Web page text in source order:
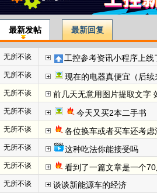
最新发帖 最新回复
无所不谈 工控参考资讯小程序上线
无所不谈 现在的电器真便宜（后续
无所不谈 前几天无意用图片提取文字
无所不谈 今天又买2本二手书
无所不谈 各位换车或者买车还考虑
无所不谈 这种吃法你能接受吗
无所不谈 看到了一篇文章是一个
无所不谈 谈谈新能源车的经济